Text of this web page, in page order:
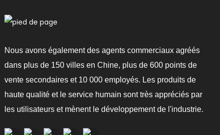
Nous avons également des agents commerciaux agréés
dans plus de 150 villes en Chine, plus de 600 points de
vente secondaires et 10 000 employés. Les produits de
haute qualité et le service humain sont très appréciés par
les utilisateurs et mènent le développement de l'industrie.